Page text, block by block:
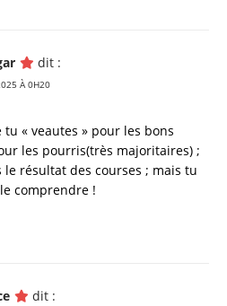
dit :
À 0H20
tu « veautes » pour les bons
les pourris(très majoritaires) ;
le résultat des courses ; mais tu
comprendre !
dit :